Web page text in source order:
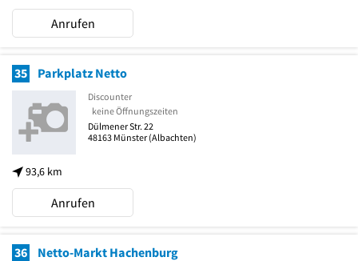
Anrufen
35 Parkplatz Netto
93,6 km
Discounter
keine Öffnungszeiten
Dülmener Str. 22
48163 Münster(Albachten)
Anrufen
36 Netto-Markt Hachenburg